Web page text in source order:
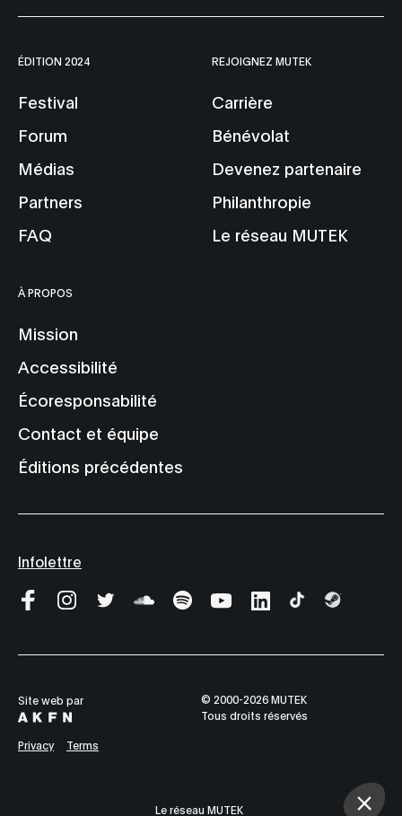
ÉDITION 2024
Festival
Forum
Médias
Partners
FAQ
REJOIGNEZ MUTEK
Carrière
Bénévolat
Devenez partenaire
Philanthropie
Le réseau MUTEK
À PROPOS
Mission
Accessibilité
Écoresponsabilité
Contact et équipe
Éditions précédentes
Infolettre
Site web par
© 2000-2026 MUTEK
Tous droits réservés
Privacy Terms
Le réseau MUTEK